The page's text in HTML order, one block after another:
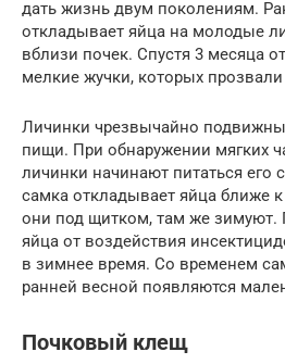
дать жизнь двум поколениям.
откладывает яйца на молодые
вблизи почек. Спустя 3 месяца
мелкие жучки, которых
Личинки чрезвычайно
пищи. При обнаружении мягких
личинки начинают питаться его
самка откладывает яйца ближе
они под щитком, там же зимуют.
яйца от воздействия
в зимнее время. Со временем
ранней весной появляются
Почковый клещ